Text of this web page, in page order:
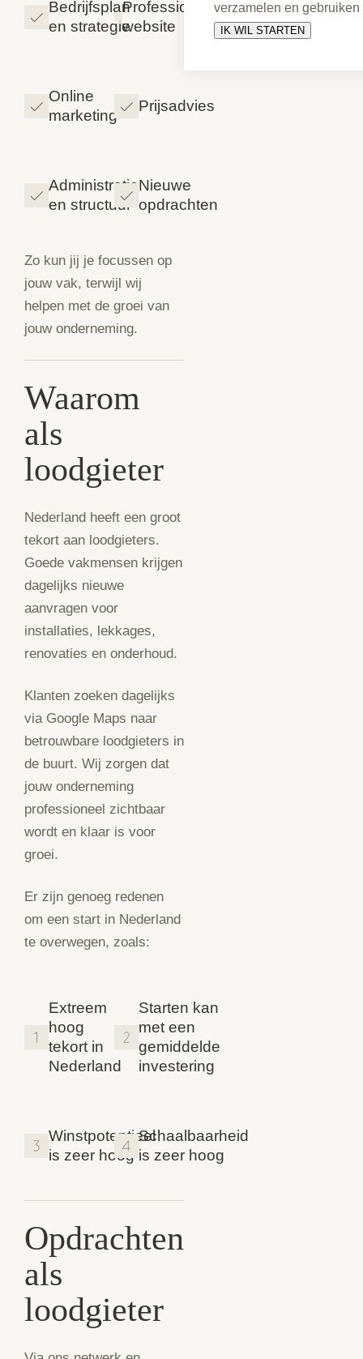
Bedrijfsplan
en strategie
Professionele
website
Online
marketing
Prijsadvies
Administratie
en structuur
Nieuwe
opdrachten
Zo kun jij je focussen op
jouw vak, terwijl wij
helpen met de groei van
jouw onderneming.
Waarom
als
loodgieter
Nederland heeft een groot
tekort aan loodgieters.
Goede vakmensen krijgen
dagelijks nieuwe
aanvragen voor
installaties, lekkages,
renovaties en onderhoud.
Klanten zoeken dagelijks
via Google Maps naar
betrouwbare loodgieters in
de buurt. Wij zorgen dat
jouw onderneming
professioneel zichtbaar
wordt en klaar is voor
groei.
Er zijn genoeg redenen
om een start in Nederland
te overwegen, zoals:
Extreem
hoog
tekort in
Nederland
Starten kan
met een
gemiddelde
investering
Winstpotentieel
is zeer hoog
Schaalbaarheid
is zeer hoog
Opdrachten
als
loodgieter
verzamelen en